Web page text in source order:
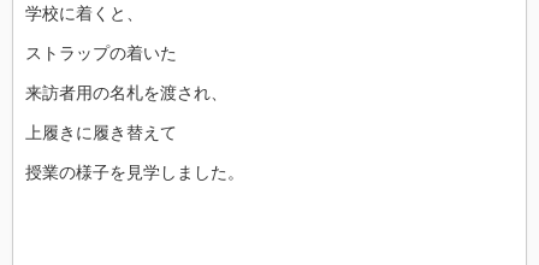
学校に着くと、
ストラップの着いた
来訪者用の名札を渡され、
上履きに履き替えて
授業の様子を見学しました。